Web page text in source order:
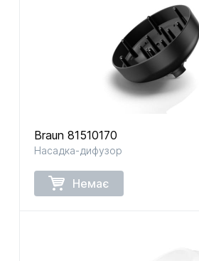
Braun 81510170
Насадка-дифузор
Немає